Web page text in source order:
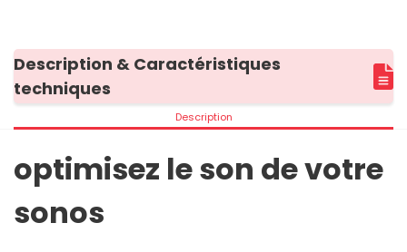
Description & Caractéristiques
techniques
Description
optimisez le son de votre
sonos